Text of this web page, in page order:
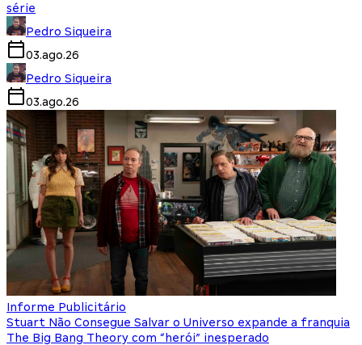
série
Pedro Siqueira
03.ago.26
Pedro Siqueira
03.ago.26
Informe Publicitário
Stuart Não Consegue Salvar o Universo expande a franquia
The Big Bang Theory com “herói” inesperado